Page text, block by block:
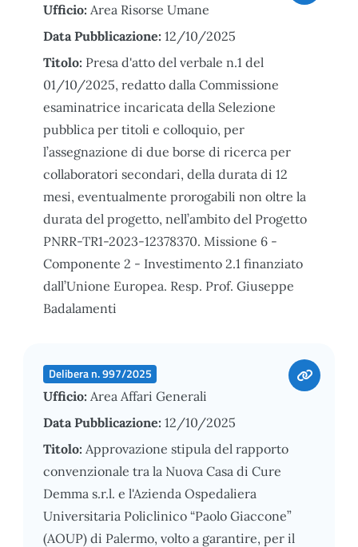
Ufficio: Area Risorse Umane
Data Pubblicazione: 12/10/2025
Titolo: Presa d'atto del verbale n.1 del
01/10/2025, redatto dalla Commissione
esaminatrice incaricata della Selezione
pubblica per titoli e colloquio, per
l’assegnazione di due borse di ricerca per
collaboratori secondari, della durata di 12
mesi, eventualmente prorogabili non oltre la
durata del progetto, nell’ambito del Progetto
PNRR-TR1-2023-12378370. Missione 6 -
Componente 2 - Investimento 2.1 finanziato
dall’Unione Europea. Resp. Prof. Giuseppe
Badalamenti
Delibera n. 997/2025
Ufficio: Area Affari Generali
Data Pubblicazione: 12/10/2025
Titolo: Approvazione stipula del rapporto
convenzionale tra la Nuova Casa di Cure
Demma s.r.l. e l'Azienda Ospedaliera
Universitaria Policlinico “Paolo Giaccone”
(AOUP) di Palermo, volto a garantire, per il